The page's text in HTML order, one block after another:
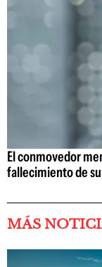
El conmovedor
fallecimiento de
MÁS